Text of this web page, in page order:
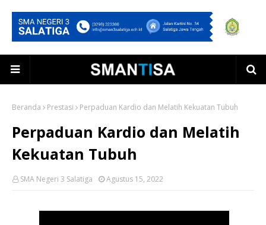
Beranda Prestasi Perpaduan Kardio dan Melatih Kekuatan Tubuh
Perpaduan Kardio dan Melatih
Kekuatan Tubuh
SMA Negeri 3 Salatiga Agustus 15, 2022